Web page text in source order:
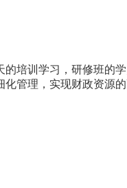
的培训学习，研修班的
化管理，实现财政资源